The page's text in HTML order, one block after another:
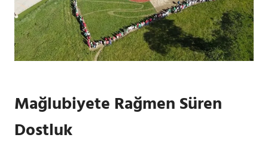
Mağlubiyete Rağmen Süren
Dostluk